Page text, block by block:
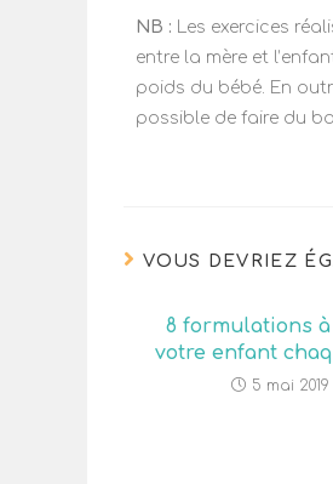
NB : Les exercices
entre la mère et
poids du bébé. En
possible de faire du
VOUS DEVRIEZ
8 formulations
votre enfant
5 mai 2019